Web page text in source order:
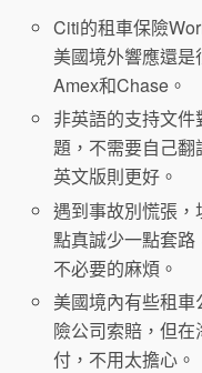
Citi的租車保險
美國境外響應還
Amex和Chase。
非英語的支持文
題，不需要自己
英文版則更好。
遇到事故別慌張
點真誠少一點套
不必要的麻煩。
美國境內有些租
險公司索賠，但
付，不用太擔心。